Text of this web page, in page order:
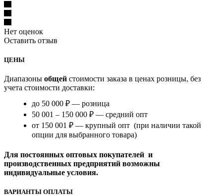
Нет оценок
Оставить отзыв
ЦЕНЫ
Диапазоны общей стоимости заказа в ценах розницы, без
учета стоимости доставки:
до 50 000 ₽ — розница
50 001 – 150 000 ₽ — средний опт
от 150 001 ₽ — крупный опт (при наличии такой
опции для выбранного товара)
Для постоянных оптовых покупателей и
производственных предприятий возможны
индивидуальные условия.
ВАРИАНТЫ ОПЛАТЫ